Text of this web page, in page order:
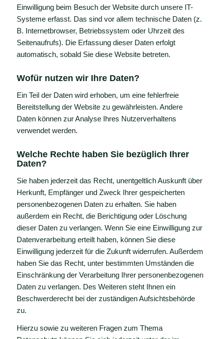
Einwilligung beim Besuch der Website durch unsere IT-
Systeme erfasst. Das sind vor allem technische Daten (z.
B. Internetbrowser, Betriebssystem oder Uhrzeit des
Seitenaufrufs). Die Erfassung dieser Daten erfolgt
automatisch, sobald Sie diese Website betreten.
Wofür nutzen wir Ihre Daten?
Ein Teil der Daten wird erhoben, um eine fehlerfreie
Bereitstellung der Website zu gewährleisten. Andere
Daten können zur Analyse Ihres Nutzerverhaltens
verwendet werden.
Welche Rechte haben Sie bezüglich Ihrer
Daten?
Sie haben jederzeit das Recht, unentgeltlich Auskunft über
Herkunft, Empfänger und Zweck Ihrer gespeicherten
personenbezogenen Daten zu erhalten. Sie haben
außerdem ein Recht, die Berichtigung oder Löschung
dieser Daten zu verlangen. Wenn Sie eine Einwilligung zur
Datenverarbeitung erteilt haben, können Sie diese
Einwilligung jederzeit für die Zukunft widerrufen. Außerdem
haben Sie das Recht, unter bestimmten Umständen die
Einschränkung der Verarbeitung Ihrer personenbezogenen
Daten zu verlangen. Des Weiteren steht Ihnen ein
Beschwerderecht bei der zuständigen Aufsichtsbehörde
zu.
Hierzu sowie zu weiteren Fragen zum Thema